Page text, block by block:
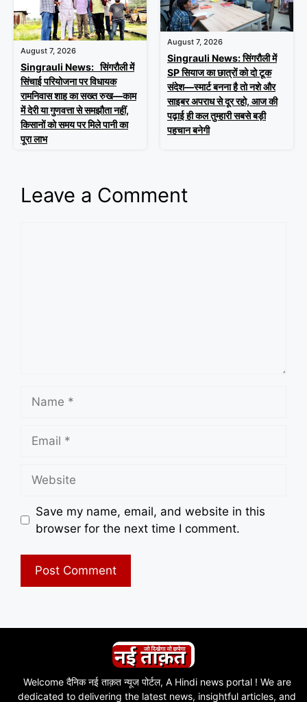
August 7, 2026
Singrauli News: सिंगरौली में
सिंचाई परियोजना पर विधायक
रामनिवास शाह का सख्त रुख—काम
में देरी या गुणवत्ता से समझौता नहीं,
किसानों को समय पर मिले पानी का
पूरा लाभ
August 7, 2026
Singrauli News: सिंगरौली में
SP सियाज का छात्रों को दो टूक
संदेश—स्मार्ट बनना है तो नशे और
साइबर अपराध से दूर रहो, आज की
पढ़ाई ही कल तुम्हारी सबसे बड़ी
पहचान बनेगी
Leave a Comment
Save my name, email, and website in this
browser for the next time I comment.
Welcome दैनिक नई ताक़त न्यूज पोर्टल, A Hindi news portal ! We are
dedicated to delivering the latest news, insightful articles, and